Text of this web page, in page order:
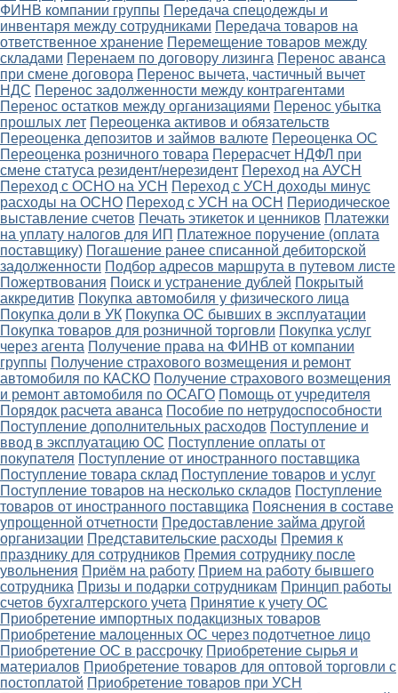
ФИНВ компании группы Передача спецодежды и
инвентаря между сотрудниками Передача товаров на
ответственное хранение Перемещение товаров между
складами Перенаем по договору лизинга Перенос аванса
при смене договора Перенос вычета, частичный вычет
НДС Перенос задолженности между контрагентами
Перенос остатков между организациями Перенос убытка
прошлых лет Переоценка активов и обязательств
Переоценка депозитов и займов валюте Переоценка ОС
Переоценка розничного товара Перерасчет НДФЛ при
смене статуса резидент/нерезидент Переход на АУСН
Переход с ОСНО на УСН Переход с УСН доходы минус
расходы на ОСНО Переход с УСН на ОСН Периодическое
выставление счетов Печать этикеток и ценников Платежки
на уплату налогов для ИП Платежное поручение (оплата
поставщику) Погашение ранее списанной дебиторской
задолженности Подбор адресов маршрута в путевом листе
Пожертвования Поиск и устранение дублей Покрытый
аккредитив Покупка автомобиля у физического лица
Покупка доли в УК Покупка ОС бывших в эксплуатации
Покупка товаров для розничной торговли Покупка услуг
через агента Получение права на ФИНВ от компании
группы Получение страхового возмещения и ремонт
автомобиля по КАСКО Получение страхового возмещения
и ремонт автомобиля по ОСАГО Помощь от учредителя
Порядок расчета аванса Пособие по нетрудоспособности
Поступление дополнительных расходов Поступление и
ввод в эксплуатацию ОС Поступление оплаты от
покупателя Поступление от иностранного поставщика
Поступление товара склад Поступление товаров и услуг
Поступление товаров на несколько складов Поступление
товаров от иностранного поставщика Пояснения в составе
упрощенной отчетности Предоставление займа другой
организации Представительские расходы Премия к
празднику для сотрудников Премия сотруднику после
увольнения Приём на работу Прием на работу бывшего
сотрудника Призы и подарки сотрудникам Принцип работы
счетов бухгалтерского учета Принятие к учету ОС
Приобретение импортных подакцизных товаров
Приобретение малоценных ОС через подотчетное лицо
Приобретение ОС в рассрочку Приобретение сырья и
материалов Приобретение товаров для оптовой торговли с
постоплатой Приобретение товаров при УСН